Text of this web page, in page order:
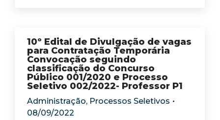
10º Edital de Divulgação de vagas
para Contratação Temporária
Convocação seguindo
classificação do Concurso
Público 001/2020 e Processo
Seletivo 002/2022- Professor P1
Administração, Processos Seletivos
08/09/2022